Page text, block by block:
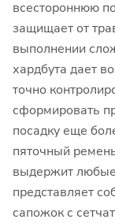
всестороннюю
защищает от
выполнении
хардбута дает
точно
сформировать
посадку еще
пяточный
выдержит
представляет
сапожок с